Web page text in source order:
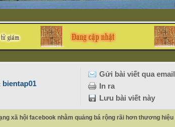
Gửi bài viết qua email
In ra
Lưu bài viết này
bientap01
xã hội facebook nhằm quảng bá rộng rãi hơn thương hiệu